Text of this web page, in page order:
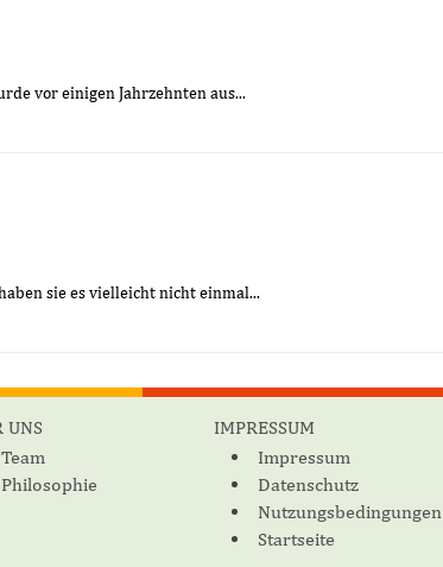
vor einigen Jahrzehnten aus...
sie es vielleicht nicht einmal...
UNS
Team
Philosophie
IMPRESSUM
Impressum
Datenschutz
Nutzungsbedingungen
Startseite